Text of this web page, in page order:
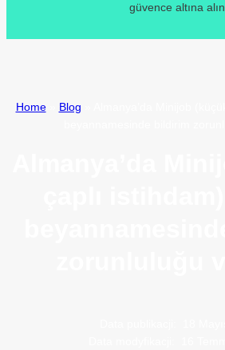
güvence altına alın.
Home» Blog